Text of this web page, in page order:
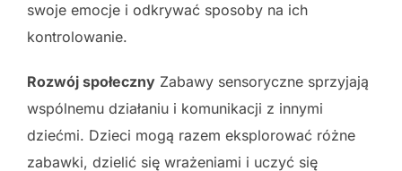
swoje emocje i odkrywać sposoby na ich
kontrolowanie.
Rozwój społeczny Zabawy sensoryczne sprzyjają
wspólnemu działaniu i komunikacji z innymi
dziećmi. Dzieci mogą razem eksplorować różne
zabawki, dzielić się wrażeniami i uczyć się